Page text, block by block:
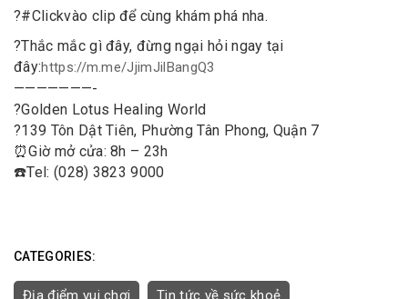
?#Clickvào clip để cùng khám phá nha.
?Thắc mắc gì đây, đừng ngại hỏi ngay tại
đây:https://m.me/JjimJilBangQ3
———————-
?Golden Lotus Healing World
?139 Tôn Dật Tiên, Phường Tân Phong, Quận 7
⏰Giờ mở cửa: 8h – 23h
☎️Tel: (028) 3823 9000
CATEGORIES:
Địa điểm vui chơi Tin tức về sức khoẻ